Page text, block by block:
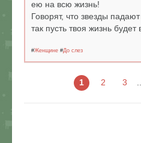
ею на всю жизнь!
Говорят, что звезды падают
так пусть твоя жизнь
#Женщине #До слез
1 2 3